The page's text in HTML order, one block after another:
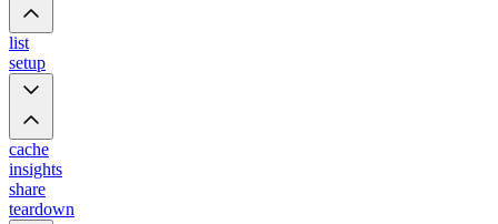
list
setup
cache
insights
share
teardown